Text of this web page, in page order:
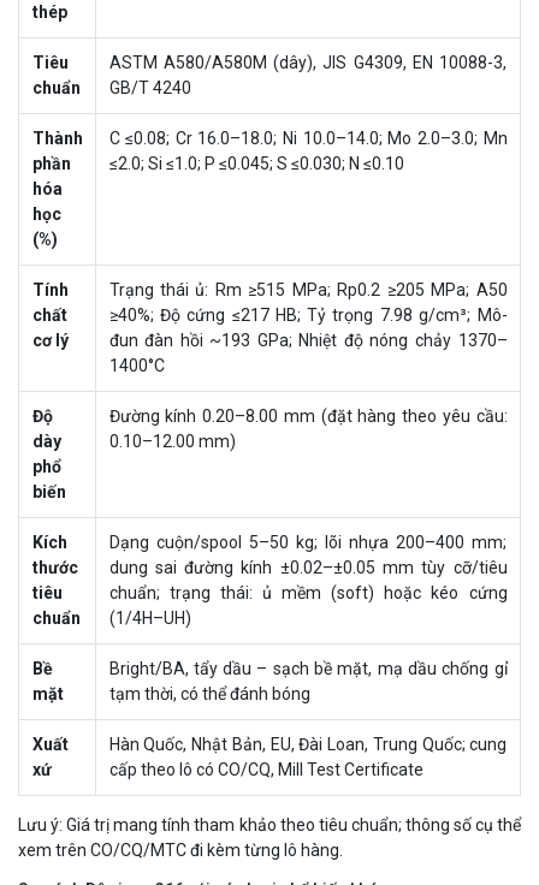
thép
Tiêu
chuẩn
ASTM A580/A580M (dây), JIS G4309, EN 10088-3,
GB/T 4240
Thành
phần
hóa
học
(%)
C ≤0.08; Cr 16.0–18.0; Ni 10.0–14.0; Mo 2.0–3.0; Mn
≤2.0; Si ≤1.0; P ≤0.045; S ≤0.030; N ≤0.10
Tính
chất
cơ lý
Trạng thái ủ: Rm ≥515 MPa; Rp0.2 ≥205 MPa; A50
≥40%; Độ cứng ≤217 HB; Tỷ trọng 7.98 g/cm³; Mô-
đun đàn hồi ~193 GPa; Nhiệt độ nóng chảy 1370–
1400°C
Độ
dày
phổ
biến
Đường kính 0.20–8.00 mm (đặt hàng theo yêu cầu:
0.10–12.00 mm)
Kích
thước
tiêu
chuẩn
Dạng cuộn/spool 5–50 kg; lõi nhựa 200–400 mm;
dung sai đường kính ±0.02–±0.05 mm tùy cỡ/tiêu
chuẩn; trạng thái: ủ mềm (soft) hoặc kéo cứng
(1/4H–UH)
Bề
mặt
Bright/BA, tẩy dầu – sạch bề mặt, mạ dầu chống gỉ
tạm thời, có thể đánh bóng
Xuất
xứ
Hàn Quốc, Nhật Bản, EU, Đài Loan, Trung Quốc; cung
cấp theo lô có CO/CQ, Mill Test Certificate
Lưu ý: Giá trị mang tính tham khảo theo tiêu chuẩn; thông số cụ thể
xem trên CO/CQ/MTC đi kèm từng lô hàng.